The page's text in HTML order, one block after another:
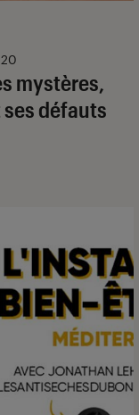
mystères,
défauts